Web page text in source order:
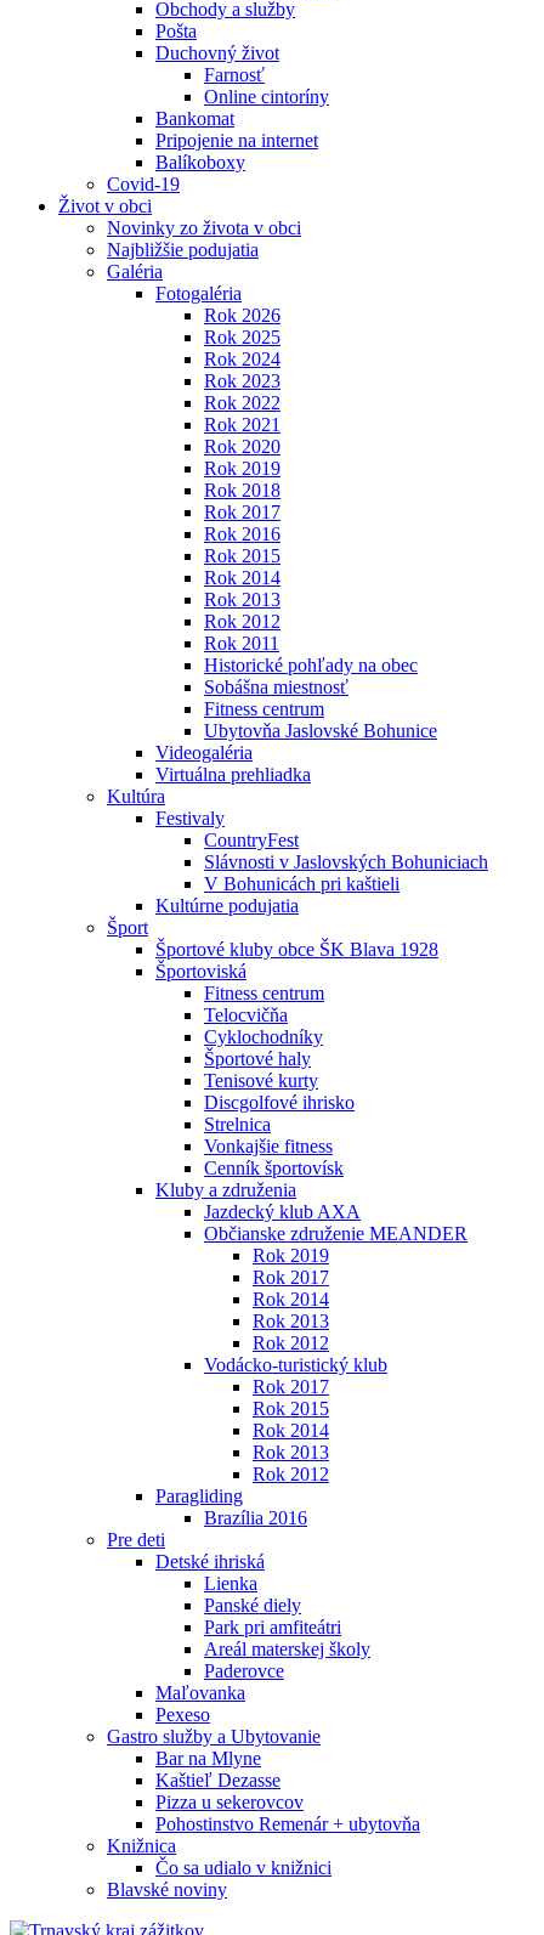
Obchody a služby
Pošta
Duchovný život
Farnosť
Online cintoríny
Bankomat
Pripojenie na internet
Balíkoboxy
Covid-19
Život v obci
Novinky zo života v obci
Najbližšie podujatia
Galéria
Fotogaléria
Rok 2026
Rok 2025
Rok 2024
Rok 2023
Rok 2022
Rok 2021
Rok 2020
Rok 2019
Rok 2018
Rok 2017
Rok 2016
Rok 2015
Rok 2014
Rok 2013
Rok 2012
Rok 2011
Historické pohľady na obec
Sobášna miestnosť
Fitness centrum
Ubytovňa Jaslovské Bohunice
Videogaléria
Virtuálna prehliadka
Kultúra
Festivaly
CountryFest
Slávnosti v Jaslovských Bohuniciach
V Bohunicách pri kaštieli
Kultúrne podujatia
Šport
Športové kluby obce ŠK Blava 1928
Športoviská
Fitness centrum
Telocvičňa
Cyklochodníky
Športové haly
Tenisové kurty
Discgolfové ihrisko
Strelnica
Vonkajšie fitness
Cenník športovísk
Kluby a združenia
Jazdecký klub AXA
Občianske združenie MEANDER
Rok 2019
Rok 2017
Rok 2014
Rok 2013
Rok 2012
Vodácko-turistický klub
Rok 2017
Rok 2015
Rok 2014
Rok 2013
Rok 2012
Paragliding
Brazília 2016
Pre deti
Detské ihriská
Lienka
Panské diely
Park pri amfiteátri
Areál materskej školy
Paderovce
Maľovanka
Pexeso
Gastro služby a Ubytovanie
Bar na Mlyne
Kaštieľ Dezasse
Pizza u sekerovcov
Pohostinstvo Remenár + ubytovňa
Knižnica
Čo sa udialo v knižnici
Blavské noviny